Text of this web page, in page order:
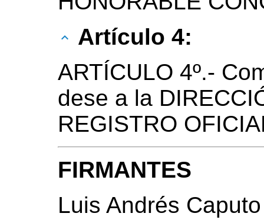
Artículo 4:
ARTÍCULO 4º.-
dese a la
REGISTRO
FIRMANTES
Luis Andrés Caputo